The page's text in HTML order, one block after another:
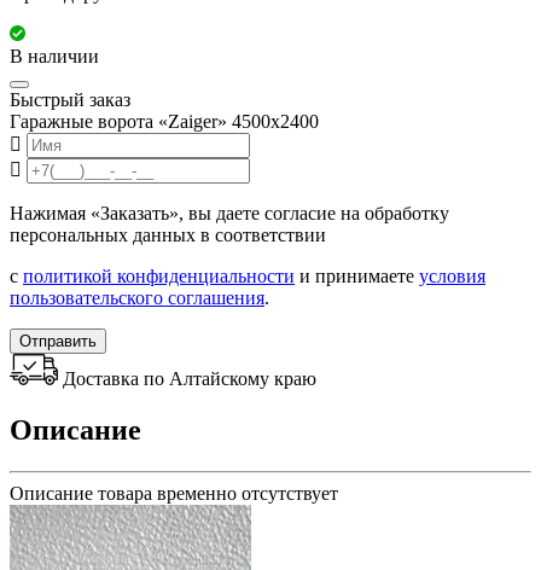
В наличии
Быстрый заказ
Гаражные ворота «Zaiger» 4500х2400
Нажимая «Заказать», вы даете согласие на обработку
персональных данных в соответствии
с политикой конфиденциальности и принимаете условия
пользовательского соглашения.
Отправить
Доставка по Алтайскому краю
Описание
Описание товара временно отсутствует